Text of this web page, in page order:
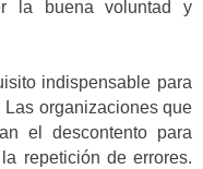
la buena voluntad y
indispensable para
organizaciones que
el descontento para
repetición de errores.